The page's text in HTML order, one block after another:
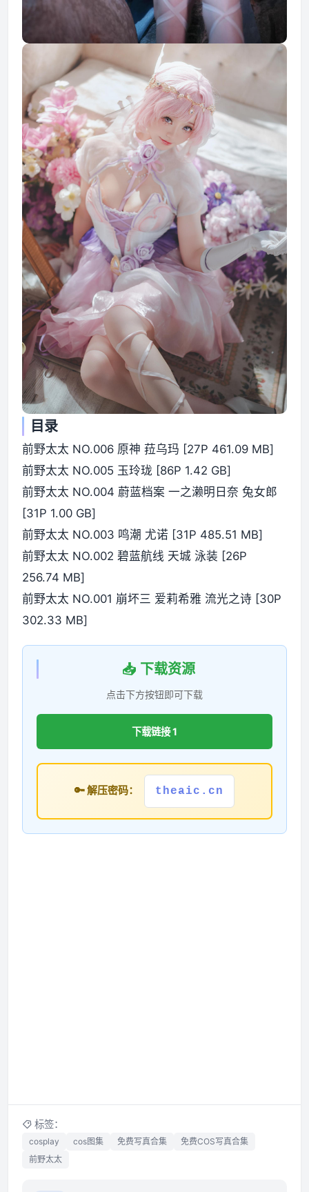
目录
前野太太 NO.006 原神 菈乌玛 [27P 461.09 MB]
前野太太 NO.005 玉玲珑 [86P 1.42 GB]
前野太太 NO.004 蔚蓝档案 一之濑明日奈 兔女郎
[31P 1.00 GB]
前野太太 NO.003 鸣潮 尤诺 [31P 485.51 MB]
前野太太 NO.002 碧蓝航线 天城 泳装 [26P
256.74 MB]
前野太太 NO.001 崩坏三 爱莉希雅 流光之诗 [30P
302.33 MB]
📥 下载资源
点击下方按钮即可下载
下载链接 1
🔑 解压密码： theaic.cn
标签：
cosplay cos图集 免费写真合集
免费COS写真合集
前野太太